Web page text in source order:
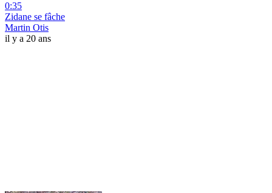
0:35
Zidane se fâche
Martin Otis
il y a 20 ans